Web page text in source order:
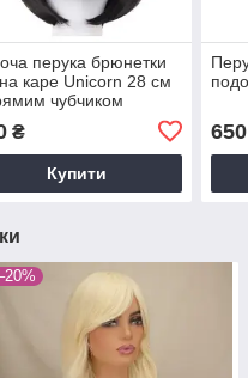
перука брюнетки
каре Unicorn 28 см
чубчиком
₴
Купити
650